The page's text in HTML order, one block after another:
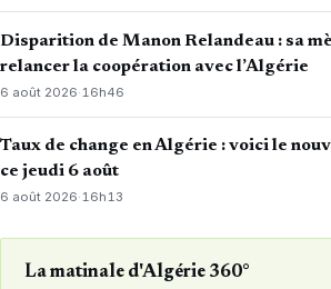
Disparition de Manon Relandeau : sa
relancer la coopération avec l’Algérie
6 août 2026·16h46
Taux de change en Algérie : voici le
ce jeudi 6 août
6 août 2026·16h13
La matinale d'Algérie 360°